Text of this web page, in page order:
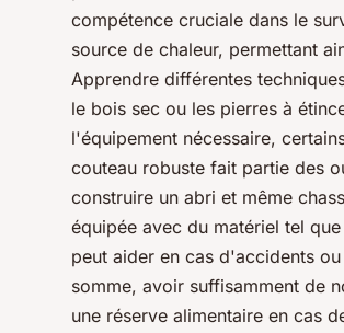
compétence cruciale dans le
source de chaleur, permettant
Apprendre différentes
le bois sec ou les pierres à
l'équipement nécessaire,
couteau robuste fait partie des
construire un abri et même
équipée avec du matériel tel
peut aider en cas d'accidents
somme, avoir suffisamment de
une réserve alimentaire en cas